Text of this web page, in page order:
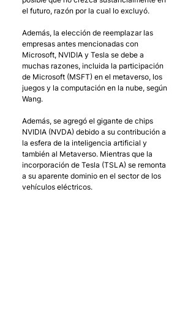
el futuro, razón por la cual lo excluyó.
Además, la elección de reemplazar las
empresas antes mencionadas con
Microsoft, NVIDIA y Tesla se debe a
muchas razones, incluida la participación
de Microsoft (MSFT) en el metaverso, los
juegos y la computación en la nube, según
Wang.
Además, se agregó el gigante de chips
NVIDIA (NVDA) debido a su contribución a
la esfera de la inteligencia artificial y
también al Metaverso. Mientras que la
incorporación de Tesla (TSLA) se remonta
a su aparente dominio en el sector de los
vehículos eléctricos.